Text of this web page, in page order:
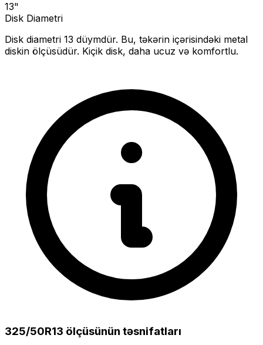
13"
Disk Diametri
Disk diametri 13 düymdür. Bu, təkərin içərisindəki metal
diskin ölçüsüdür. Kiçik disk, daha ucuz və komfortlu.
325/50R13 ölçüsünün təsnifatları